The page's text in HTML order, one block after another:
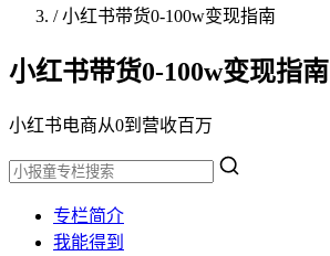
/小红书带货0-100w变现指南
小红书带货0-100w变现指南
小红书电商从0到营收百万
专栏简介
我能得到